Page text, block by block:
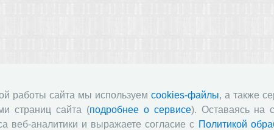
работы сайта мы используем cookies-файлы, а также
страниц сайта (подробнее о сервисе). Оставаясь на
веб-аналитики и выражаете согласие с Политикой